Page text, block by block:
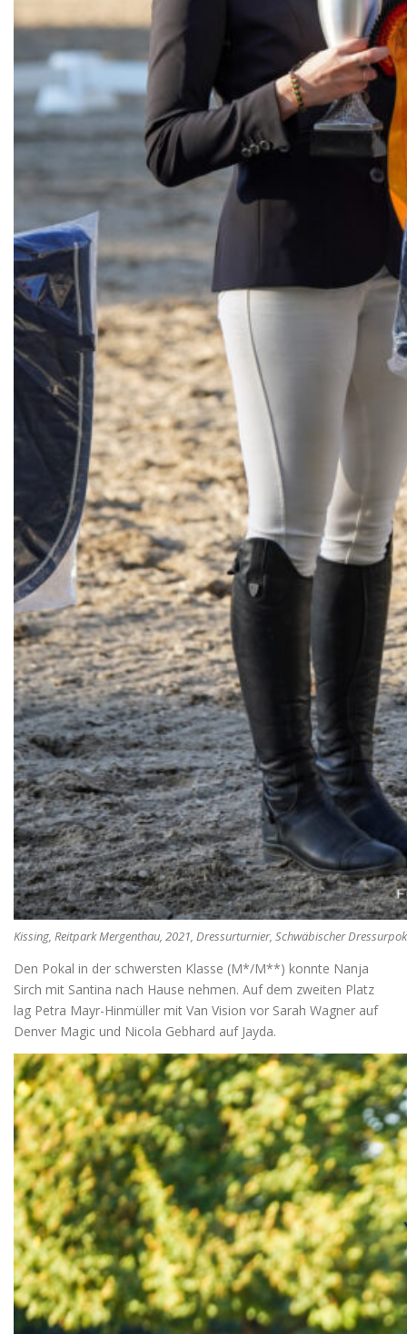
Kissing, Reitpark Mergenthau, 2021, Dressurturnier, Schwäbischer
Den Pokal in der schwersten Klasse (M*/M**) konnte Nanja
Sirch mit Santina nach Hause nehmen. Auf dem zweiten Platz
lag Petra Mayr-Hinmüller mit Van Vision vor Sarah Wagner auf
Denver Magic und Nicola Gebhard auf Jayda.